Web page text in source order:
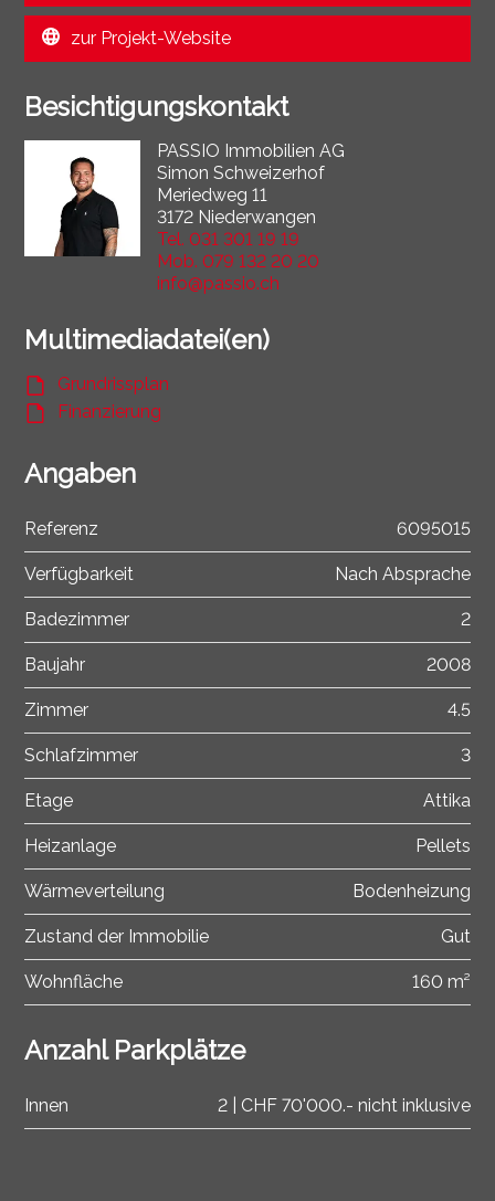
zur Projekt-Website
Besichtigungskontakt
PASSIO Immobilien AG
Simon Schweizerhof
Meriedweg 11
3172 Niederwangen
Tel. 031 301 19 19
Mob. 079 132 20 20
info@passio.ch
Multimediadatei(en)
Grundrissplan
Finanzierung
Angaben
Referenz 6095015
Verfügbarkeit Nach Absprache
Badezimmer 2
Baujahr 2008
Zimmer 4.5
Schlafzimmer 3
Etage Attika
Heizanlage Pellets
Wärmeverteilung Bodenheizung
Zustand der Immobilie Gut
Wohnfläche 160 m²
Anzahl Parkplätze
Innen 2 | CHF 70'000.- nicht inklusive